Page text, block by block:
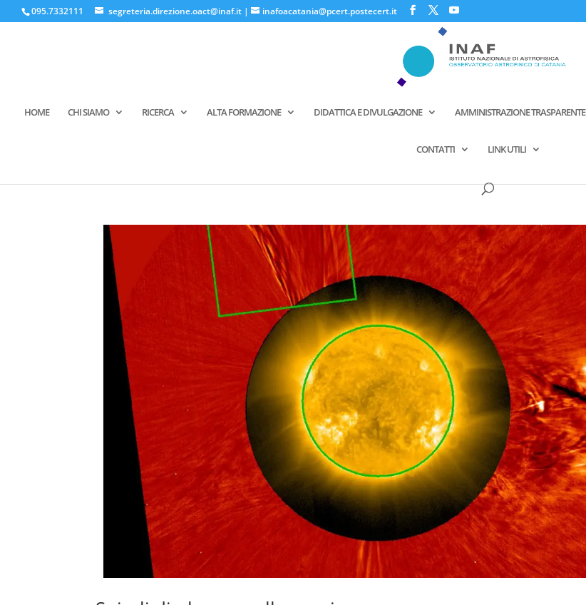
095.7332111 segreteria.direzione.oact@inaf.it | inafoacatania@pcert.postecert.it
HOME CHI SIAMO RICERCA ALTA FORMAZIONE DIDATTICA E DIVULGAZIONE AMMINISTRAZIONE TRASPARENTE
CONTATTI LINK UTILI